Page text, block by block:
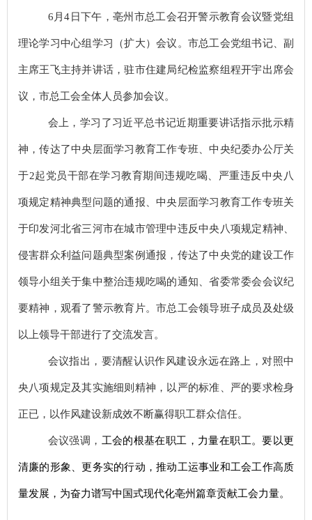
6 月4 日下午， 亳州市总工会召开警示教育会议暨党组
理论学习中心组学习（扩大）会议。市总工会党组书记、副
主席王飞主持并讲话，驻市住建局纪检监察组程开宇出席会
议 ， 市总工会全体人员参加会议。
会上，学习了习近平总书记近期重要讲话指示批示精
神 ，传达了中央层面学习教育工作专班、中央纪委办公厅关
于2起党员干部在学习教育期间违规吃喝、严重违反中央八
项规定精神典型问题的通报 、中央层面学习教育工作专班关
于印发河北省三河市在城市管理中违反中央八项规定精神、
侵害群众利益问题典型案例通报，传达了中央党的建设工作
领导小组关于集中整治违规吃喝的通知、省委常委会会议纪
要精神 ， 观看了警示教育片。市总工会领导班子成员及处级
以上领导干部进行了交流发言。
会议指出， 要清醒认识作风建设永远在路上，对照中
央八项规定及其实施细则 精神，以严的标准、严的要求检身
正已，以作风建设新成效不断赢得职工群众信任。
会议强调 ， 工会的根基在职工，力量在职工。要以更
清廉的形象、更务实的行动，推动工运事业和工会工作高质
量发展 ， 为奋力谱写中国式现代化亳州篇章贡献工会力量。